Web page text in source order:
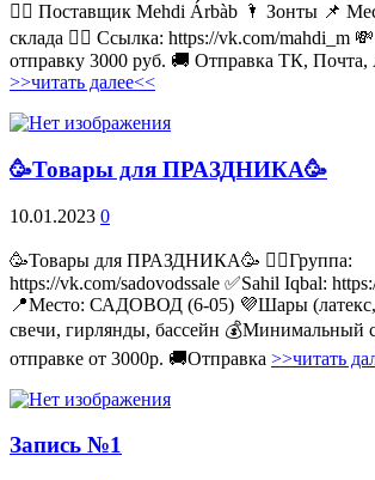
💁‍♂ Поставщик Mehdi Árbàb 🌂 Зонты 📌
склада 👉🏻 Ссылка: https://vk.com/mahdi_m
отправку 3000 руб. 🚚 Отправка ТК, Почта,
>>читать далее<<
🥳Товары для ПРАЗДНИКА🥳
10.01.2023 0
🥳Товары для ПРАЗДНИКА🥳 👉🏻Группа:
https://vk.com/sadovodssale ✅Sahil Iqbal:
📍Место: САДОВОД (6-05) 💜Шары
свечи, гирлянды, бассейн 💰Минимальный
отправке от 3000р. 🚚Отправка >>читать
Запись №1